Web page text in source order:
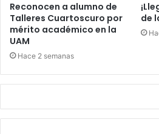
Reconocen a alumno de
Talleres Cuartoscuro por
mérito académico en la
UAM
Hace 2 semanas
de